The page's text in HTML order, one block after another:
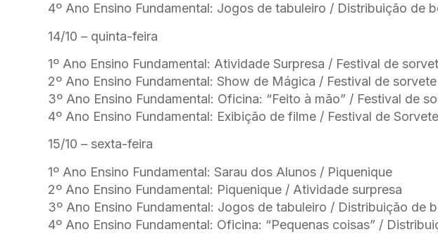
4º Ano Ensino Fundamental: Jogos de tabuleiro / Distribuição de
14/10 – quinta-feira
1º Ano Ensino Fundamental: Atividade Surpresa / Festival de
2º Ano Ensino Fundamental: Show de Mágica / Festival de
3º Ano Ensino Fundamental: Oficina: “Feito à mão” / Festival de
4º Ano Ensino Fundamental: Exibição de filme / Festival de Sorvete
15/10 – sexta-feira
1º Ano Ensino Fundamental: Sarau dos Alunos / Piquenique
2º Ano Ensino Fundamental: Piquenique / Atividade surpresa
3º Ano Ensino Fundamental: Jogos de tabuleiro / Distribuição de
4º Ano Ensino Fundamental: Oficina: “Pequenas coisas” /